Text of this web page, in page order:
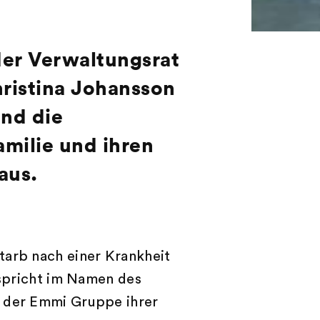
er Verwaltungsrat
Johansson
die
und ihren
nach einer Krankheit
im Namen des
Emmi Gruppe ihrer